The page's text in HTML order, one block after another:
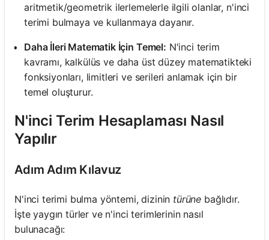
aritmetik/geometrik ilerlemelerle ilgili olanlar, n'inci
terimi bulmaya ve kullanmaya dayanır.
Daha İleri Matematik İçin Temel: N'inci terim
kavramı, kalkülüs ve daha üst düzey matematikteki
fonksiyonları, limitleri ve serileri anlamak için bir
temel oluşturur.
N'inci Terim Hesaplaması Nasıl
Yapılır
Adım Adım Kılavuz
N'inci terimi bulma yöntemi, dizinin türüne bağlıdır.
İşte yaygın türler ve n'inci terimlerinin nasıl
bulunacağı: